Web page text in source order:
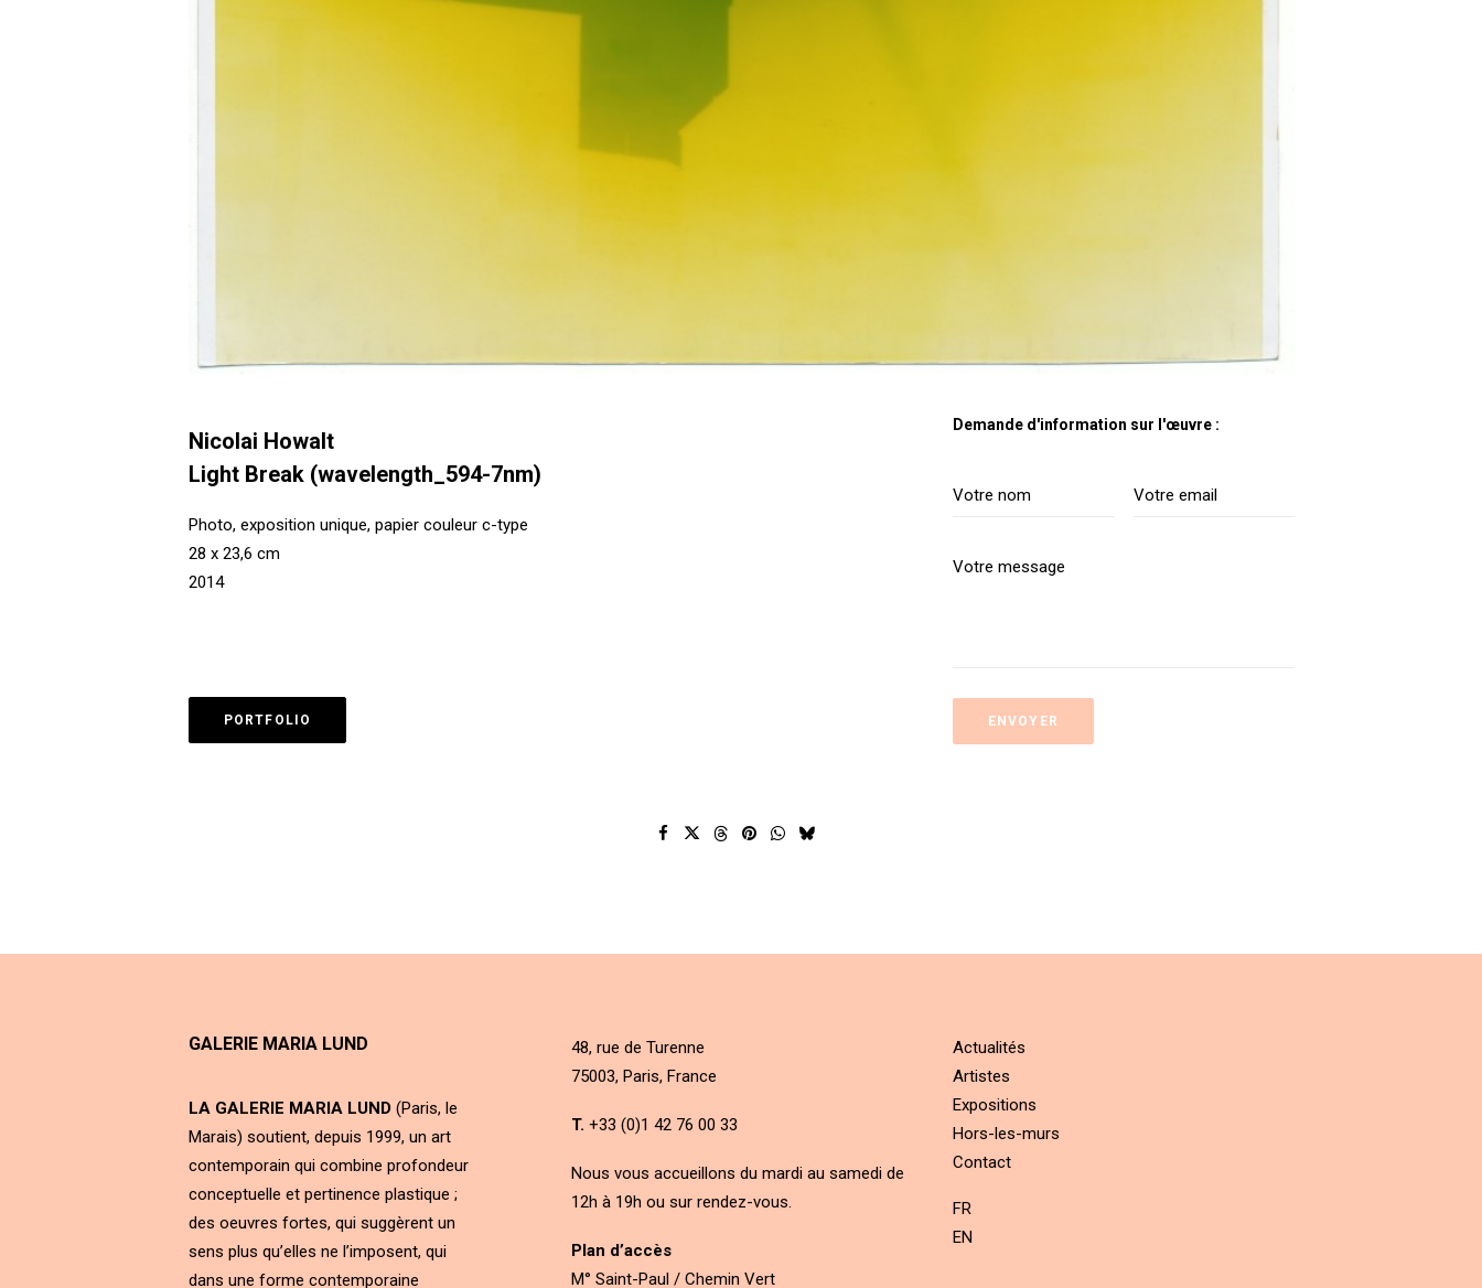
Nicolai Howalt
Light Break (wavelength_594-7nm)
Photo, exposition unique, papier couleur c-type
28 x 23,6 cm
2014
PORTFOLIO
Demande d'information sur l'œuvre :
GALERIE MARIA LUND
LA GALERIE MARIA LUND (Paris, le
Marais) soutient, depuis 1999, un art
contemporain qui combine profondeur
conceptuelle et pertinence plastique ;
des oeuvres fortes, qui suggèrent un
sens plus qu’elles ne l’imposent, qui
dans une forme contemporaine
48, rue de Turenne
75003, Paris, France
T. +33 (0)1 42 76 00 33
Nous vous accueillons du mardi au samedi de
12h à 19h ou sur rendez-vous.
Plan d’accès
M° Saint-Paul / Chemin Vert
Actualités
Artistes
Expositions
Hors-les-murs
Contact
FR
EN